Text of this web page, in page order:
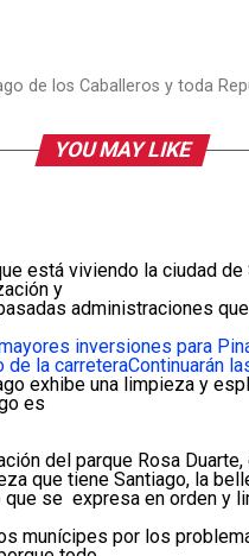
de los Caballeros y toda
YOU MAY LIKE
está viviendo la ciudad
y
administraciones
inversiones para
de la carreteraContinuarán
exhibe una limpieza y
es
del parque Rosa
que tiene Santiago, la
se expresa en orden y
munícipes por los